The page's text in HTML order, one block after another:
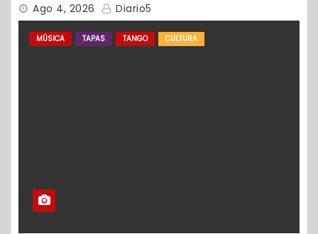
Ago 4, 2026 Diario5
MÚSICA TAPAS TANGO CULTURA